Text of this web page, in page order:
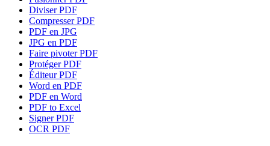
Diviser PDF
Compresser PDF
PDF en JPG
JPG en PDF
Faire pivoter PDF
Protéger PDF
Éditeur PDF
Word en PDF
PDF en Word
PDF to Excel
Signer PDF
OCR PDF